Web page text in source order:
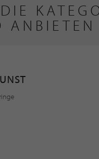
ANBIETEN